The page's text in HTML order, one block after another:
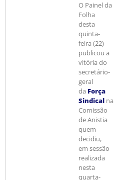
O Painel da
Folha
desta
quinta-
feira (22)
publicou a
vitória do
secretário-
geral
da Força
Sindicalna
Comissão
de Anistia
quem
decidiu,
em sessão
realizada
nesta
quarta-